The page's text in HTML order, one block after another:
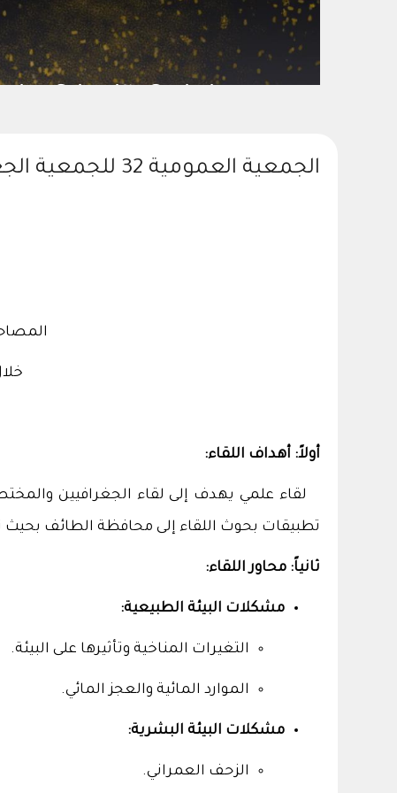
الجمعية العمومية 32 للجمعية الجغرافية السعودية واللقاء العلمي “التنمية الزراعية بمحافظة الطائف
المصاحب
خلال الفترة 21 –
أولاً: أهداف اللقاء:
لقاء علمي يهدف إلى لقاء الجغرافيين
تطبيقات بحوث اللقاء إلى محافظة الطائف بحيث
ثانياً: محاور اللقاء:
مشكلات البيئة الطبيعية:
التغيرات المناخية وتأثيرها على البيئة.
الموارد المائية والعجز المائي.
مشكلات البيئة البشرية:
الزحف العمراني.